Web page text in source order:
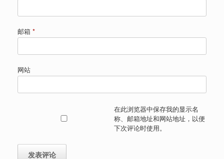
邮箱 *
网站
在此浏览器中保存我的显示名
称、邮箱地址和网站地址，以便
下次评论时使用。